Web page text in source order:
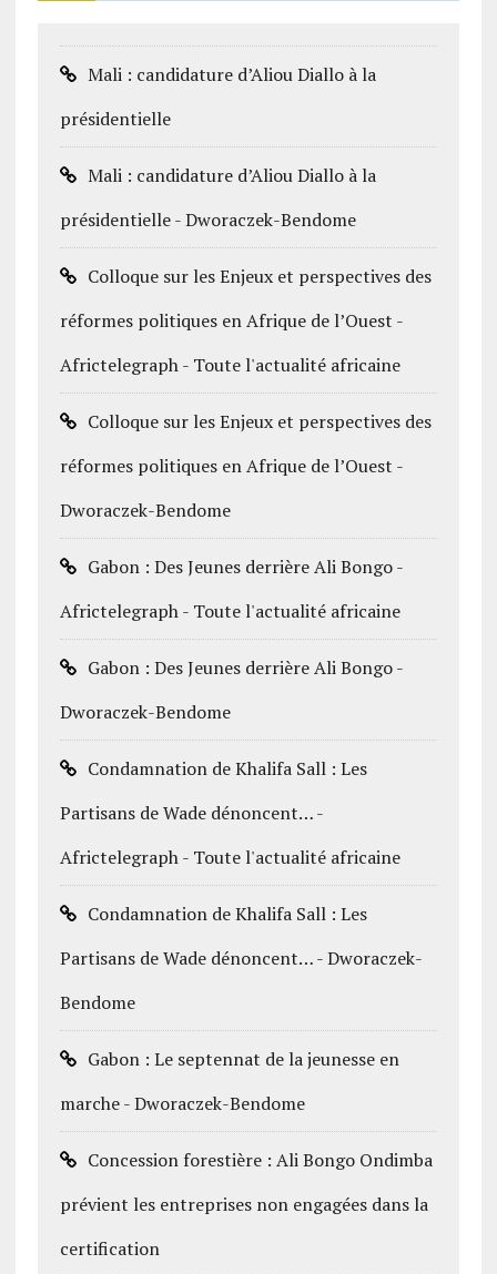
Mali : candidature d’Aliou Diallo à la
présidentielle
Mali : candidature d’Aliou Diallo à la
présidentielle - Dworaczek-Bendome
Colloque sur les Enjeux et perspectives des
réformes politiques en Afrique de l’Ouest -
Africtelegraph - Toute l'actualité africaine
Colloque sur les Enjeux et perspectives des
réformes politiques en Afrique de l’Ouest -
Dworaczek-Bendome
Gabon : Des Jeunes derrière Ali Bongo -
Africtelegraph - Toute l'actualité africaine
Gabon : Des Jeunes derrière Ali Bongo -
Dworaczek-Bendome
Condamnation de Khalifa Sall : Les
Partisans de Wade dénoncent… -
Africtelegraph - Toute l'actualité africaine
Condamnation de Khalifa Sall : Les
Partisans de Wade dénoncent… - Dworaczek-
Bendome
Gabon : Le septennat de la jeunesse en
marche - Dworaczek-Bendome
Concession forestière : Ali Bongo Ondimba
prévient les entreprises non engagées dans la
certification